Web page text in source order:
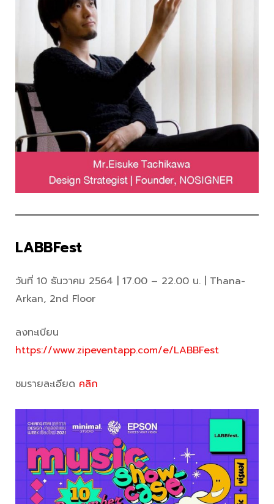
LABBFest
วันที่ 10 ธันวาคม 2564 | 17.00 – 22.00 น. | Thana-
Arkan, 2nd Floor
ลงทะเบียน
https://www.zipeventapp.com/e/LABBFest
ชมรายละเอียด คลิก